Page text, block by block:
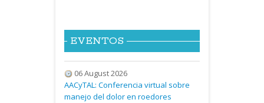
EVENTOS
06 August 2026
AACyTAL: Conferencia virtual sobre
manejo del dolor en roedores